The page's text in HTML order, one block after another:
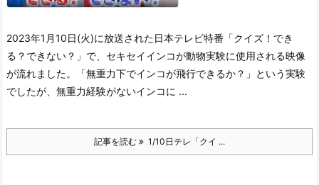
2023年1月10日(火)に放送された日本テレビ特番「クイズ！でき
る？できない？」で、セキセイインコが動物実験に使用される映像
が流れました。
「無重力下でインコが飛行できるか？」という実験
でしたが、無重力経験がないインコに ...
記事を読む 1/10日テレ「クイ ...